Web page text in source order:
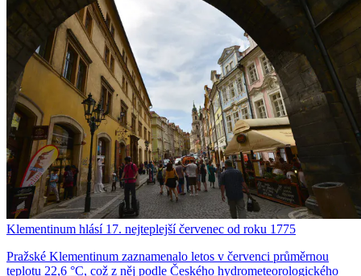
Klementinum hlásí 17. nejteplejší červenec od roku 1775
Pražské Klementinum zaznamenalo letos v červenci průměrnou
teplotu 22,6 °C, což z něj podle Českého hydrometeorologického